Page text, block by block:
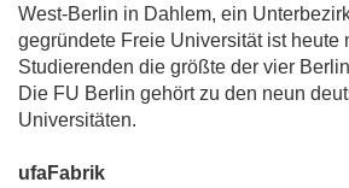
West-Berlin in Dahlem, ein
gegründete Freie Universität ist heute
Studierenden die größte der vier
Die FU Berlin gehört zu den neun
Universitäten.
ufaFabrik